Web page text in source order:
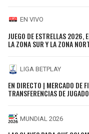
EN VIVO
JUEGO DE ESTRELLAS 2026,
LA ZONA SUR Y LA ZONA
LIGA BETPLAY
EN DIRECTO | MERCADO DE
TRANSFERENCIAS DE
MUNDIAL 2026